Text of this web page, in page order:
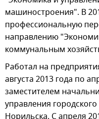
машиностроения". В
профессиональную
направлению
коммунальным
Работал на
августа 2013 года по
заместителем
управления
Норильска. С апреля